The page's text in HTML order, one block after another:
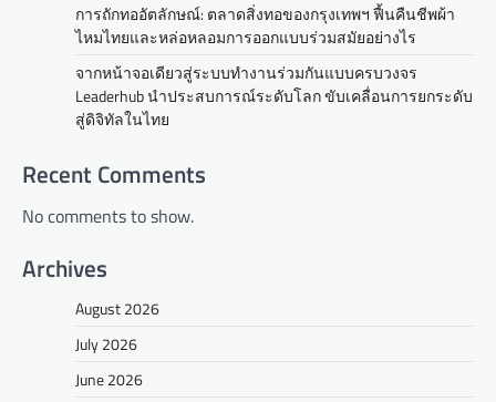
การถักทออัตลักษณ์: ตลาดสิ่งทอของกรุงเทพฯ ฟื้นคืนชีพผ้า
ไหมไทยและหล่อหลอมการออกแบบร่วมสมัยอย่างไร
จากหน้าจอเดียวสู่ระบบทำงานร่วมกันแบบครบวงจร
Leaderhub นำประสบการณ์ระดับโลก ขับเคลื่อนการยกระดับ
สู่ดิจิทัลในไทย
Recent Comments
No comments to show.
Archives
August 2026
July 2026
June 2026